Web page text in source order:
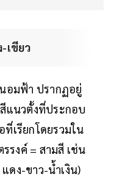
เขียว
อมฟ้า ปรากฏอยู่
แนวตั้งที่ประกอบ
ที่เรียกโดยรวมใน
รงค์ = สามสี เช่น
ดง-ขาว-น้ำเงิน)